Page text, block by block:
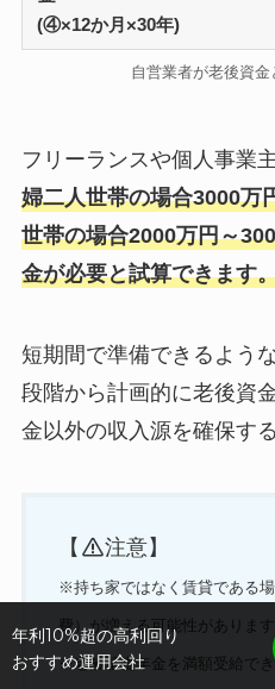
(④×12か月×30年)
自営業者が老後資
フリーランスや個人事業
婦二人世帯の場合3000万
世帯の場合2000万円～
金が必要と試算できます
短期間で準備できるよう
段階から計画的に老後資
金以外の収入源を確保す
【 注意】
※持ち家ではなく賃貸である
費）が増える可能性がありま
※老齢基礎年金を満額受給でき
年利10%超の高利回り
おすすめ運用会社